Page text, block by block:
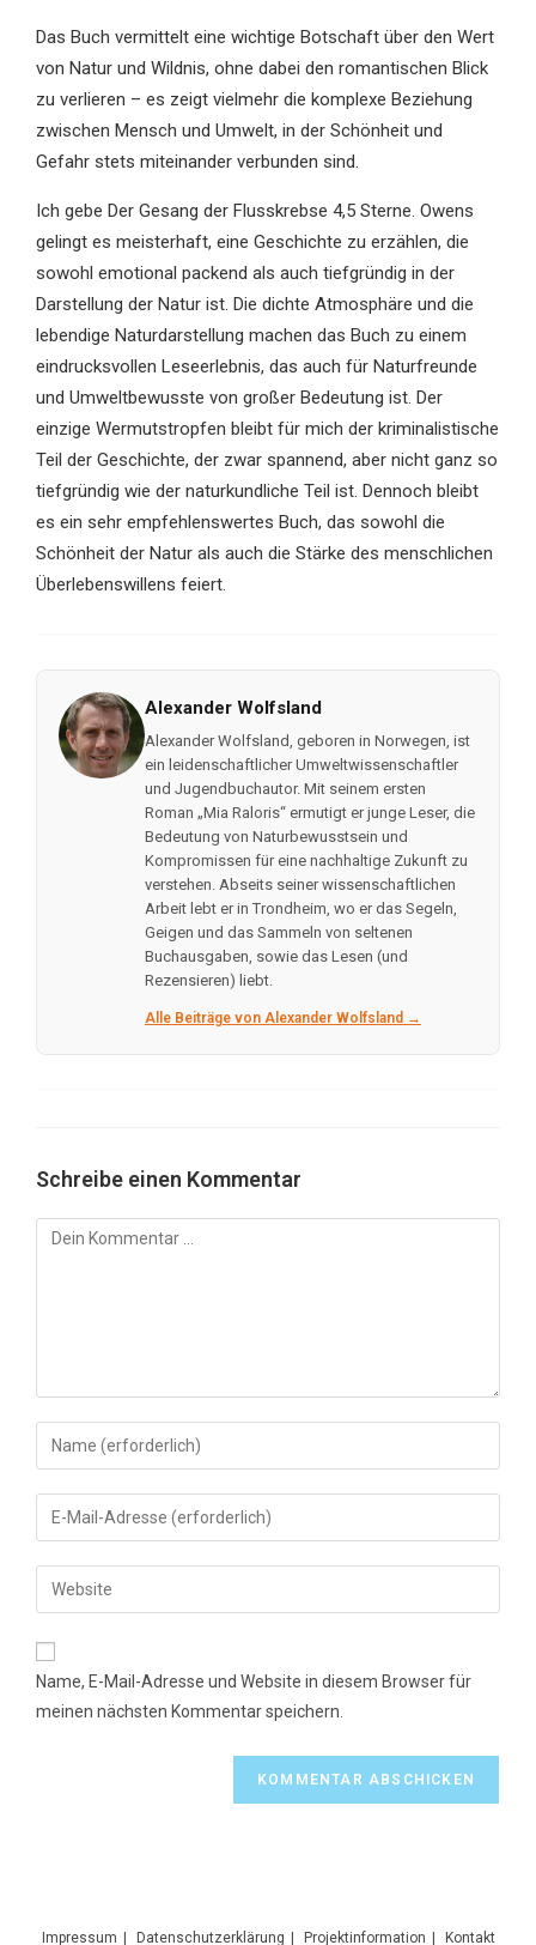
Das Buch vermittelt eine wichtige Botschaft über den Wert
von Natur und Wildnis, ohne dabei den romantischen Blick
zu verlieren – es zeigt vielmehr die komplexe Beziehung
zwischen Mensch und Umwelt, in der Schönheit und
Gefahr stets miteinander verbunden sind.
Ich gebe Der Gesang der Flusskrebse 4,5 Sterne. Owens
gelingt es meisterhaft, eine Geschichte zu erzählen, die
sowohl emotional packend als auch tiefgründig in der
Darstellung der Natur ist. Die dichte Atmosphäre und die
lebendige Naturdarstellung machen das Buch zu einem
eindrucksvollen Leseerlebnis, das auch für Naturfreunde
und Umweltbewusste von großer Bedeutung ist. Der
einzige Wermutstropfen bleibt für mich der kriminalistische
Teil der Geschichte, der zwar spannend, aber nicht ganz so
tiefgründig wie der naturkundliche Teil ist. Dennoch bleibt
es ein sehr empfehlenswertes Buch, das sowohl die
Schönheit der Natur als auch die Stärke des menschlichen
Überlebenswillens feiert.
Alexander Wolfsland
Alexander Wolfsland, geboren in Norwegen, ist
ein leidenschaftlicher Umweltwissenschaftler
und Jugendbuchautor. Mit seinem ersten
Roman „Mia Raloris“ ermutigt er junge Leser, die
Bedeutung von Naturbewusstsein und
Kompromissen für eine nachhaltige Zukunft zu
verstehen. Abseits seiner wissenschaftlichen
Arbeit lebt er in Trondheim, wo er das Segeln,
Geigen und das Sammeln von seltenen
Buchausgaben, sowie das Lesen (und
Rezensieren) liebt.
Alle Beiträge von Alexander Wolfsland →
Schreibe einen Kommentar
Kommentar
Gib
deinen
Namen
oder
zum
Kommentieren
ein
Gib
deine
E-
Mail-
zum
Kommentieren
ein
Gib
deine
Website-
Name, E-Mail-Adresse und Website in diesem Browser für
meinen nächsten Kommentar speichern.
Impressum Datenschutzerklärung Projektinformation Kontakt